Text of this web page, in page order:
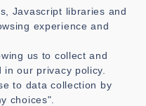
de l'information de la
Javascript libraries and
experience and
us to collect and
our privacy policy.
to data collection by
choices".